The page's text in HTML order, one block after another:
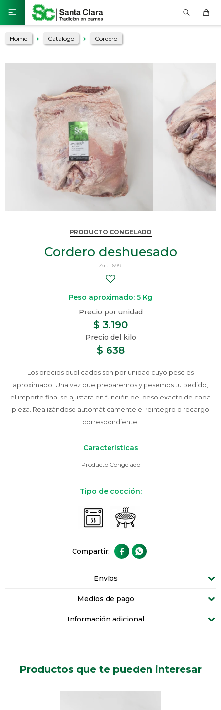

Home Catálogo Cordero
PRODUCTO CONGELADO
Cordero deshuesado
699
Peso aproximado: 5 Kg
$ 638
$ 3.190
Los precios publicados son por unidad cuyo peso es
aproximado. Una vez que preparemos y pesemos tu pedido,
el importe final se ajustara en función del peso exacto de cada
pieza. Realizándose automáticamente el reintegro o recargo
correspondiente.
Características
Producto Congelado
Tipo de cocción:
 
Envíos
Medios de pago
Información adicional
Productos que te pueden interesar